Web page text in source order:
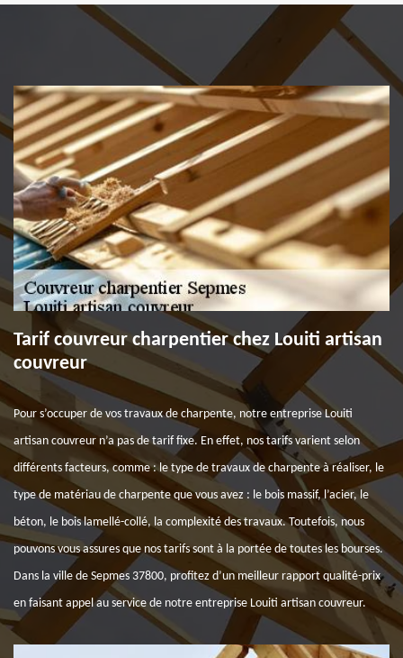
Tarif couvreur charpentier chez Louiti artisan
couvreur
Pour s’occuper de vos travaux de charpente, notre entreprise Louiti
artisan couvreur n’a pas de tarif fixe. En effet, nos tarifs varient selon
différents facteurs, comme : le type de travaux de charpente à réaliser, le
type de matériau de charpente que vous avez : le bois massif, l’acier, le
béton, le bois lamellé-collé, la complexité des travaux. Toutefois, nous
pouvons vous assures que nos tarifs sont à la portée de toutes les bourses.
Dans la ville de Sepmes 37800, profitez d’un meilleur rapport qualité-prix
en faisant appel au service de notre entreprise Louiti artisan couvreur.